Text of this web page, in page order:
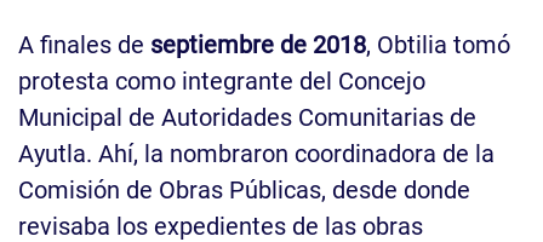
A finales de septiembre de 2018, Obtilia tomó
protesta como integrante del Concejo
Municipal de Autoridades Comunitarias de
Ayutla. Ahí, la nombraron coordinadora de la
Comisión de Obras Públicas, desde donde
revisaba los expedientes de las obras